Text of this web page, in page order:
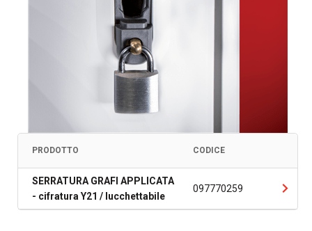
PRODOTTO CODICE
SERRATURA GRAFI APPLICATA
- cifratura Y21 / lucchettabile
097770259